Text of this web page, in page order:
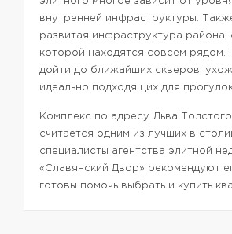
внутренней инфраструктуры.
развитая инфраструктура района,
которой находятся совсем
дойти до ближайших скверов,
идеально подходящих для
Комплекс по адресу Льва
считается одним из лучших в
специалисты агентства элитной
«Славянский Двор» рекомендуют
готовы помочь выбрать и купить